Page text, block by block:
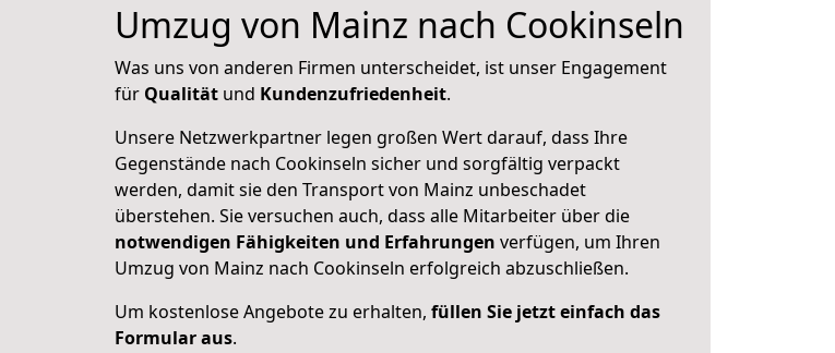
Umzug von Mainz nach Cookinseln
Was uns von anderen Firmen unterscheidet, ist unser Engagement
für Qualität und Kundenzufriedenheit.
Unsere Netzwerkpartner legen großen Wert darauf, dass Ihre
Gegenstände nach Cookinseln sicher und sorgfältig verpackt
werden, damit sie den Transport von Mainz unbeschadet
überstehen. Sie versuchen auch, dass alle Mitarbeiter über die
notwendigen Fähigkeiten und Erfahrungen verfügen, um Ihren
Umzug von Mainz nach Cookinseln erfolgreich abzuschließen.
Um kostenlose Angebote zu erhalten, füllen Sie jetzt einfach das
Formular aus.